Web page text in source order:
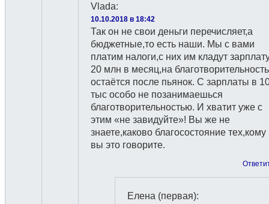
Vlada:
10.10.2018 в 18:42
Так он не свои деньги перечисляет,а
бюджетные,то есть наши. Мы с вами
платим налоги,с них им кладут
20 млн в месяц,на благотворительность
остаётся после пьянок. С зарплаты в
тыс особо не позанимаешься
благотворительностью. И хватит уже с
этим «не завидуйте»! Вы же не
знаете,каково благосостояние тех,кому
вы это говорите.
Елена (первая):